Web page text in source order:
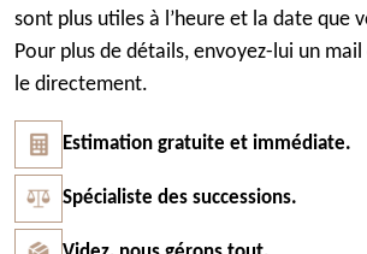
sont plus utiles à l’heure et la date que
Pour plus de détails, envoyez-lui un
le directement.
Estimation gratuite et immédiate.
Spécialiste des successions.